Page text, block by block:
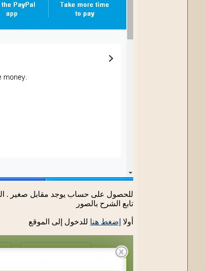
للحصول على حساب يوجد مقابل صغير .
تابع الشرح بالصور
أولا إضغط هنا للدخول إلى الموقع